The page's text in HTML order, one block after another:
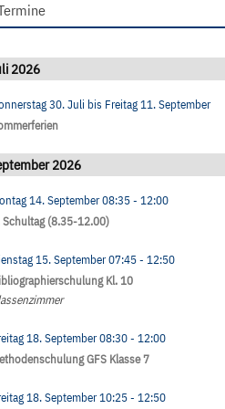
2026
30. Juli bis Freitag 11. September
2026
14. September08:35- 12:00
Schultag (8.35-12.00)
15. September07:45- 12:50
Kl. 10
18. September08:30- 12:00
GFS Klasse 7
18. September10:25- 12:50